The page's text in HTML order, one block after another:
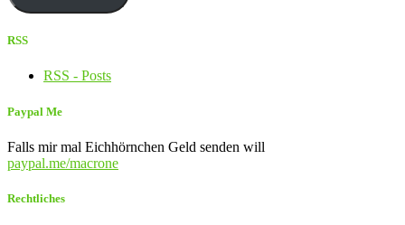
RSS
RSS - Posts
Paypal Me
Falls mir mal Eichhörnchen Geld senden will
paypal.me/macrone
Rechtliches